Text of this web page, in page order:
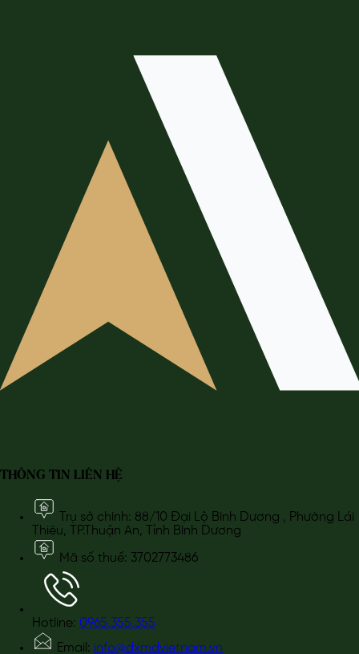
THÔNG TIN LIÊN HỆ
Trụ sở chính: 88/10 Đại Lộ Bình Dương , Phường Lái
Thiêu, TP.Thuận An, Tỉnh Bình Dương
Mã số thuế: 3702773486
Hotline: 0965.355.355
Email: info@dxmdvietnam.vn